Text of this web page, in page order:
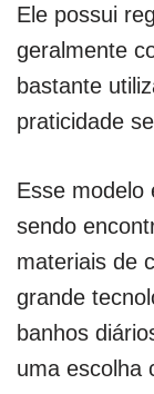
Ele possui
geralmente
bastante
praticidade
Esse modelo
sendo
materiais de
grande
banhos
uma escolha